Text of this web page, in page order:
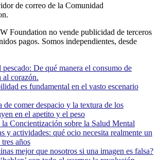
de correo de la Comunidad
Foundation no vende publicidad de terceros
pagos. Somos independientes, desde
pescado: De qué manera el consumo de
al corazón.
es fundamental en el vasto escenario
de comer despacio y la textura de los
en el apetito y el peso
Concientización sobre la Salud Mental
y actividades: qué ocio necesita realmente un
años
mejor que nosotros si una imagen es falsa?